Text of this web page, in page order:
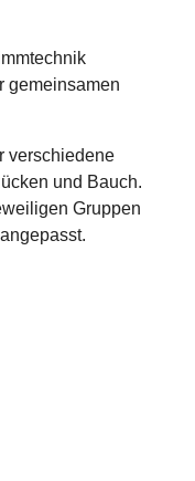
gemeinsamen
verschiedene
und Bauch.
Gruppen